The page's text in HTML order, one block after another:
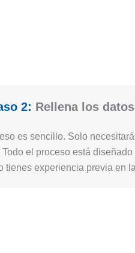
2: Rellena los
es sencillo. Solo
el proceso está
tienes experiencia previa en